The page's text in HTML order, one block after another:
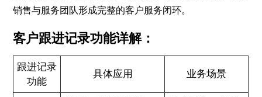
销售与服务团队形成完整的客户服务闭环。
客户跟进记录功能详解：
跟进记录
功能
具体应用 业务场景